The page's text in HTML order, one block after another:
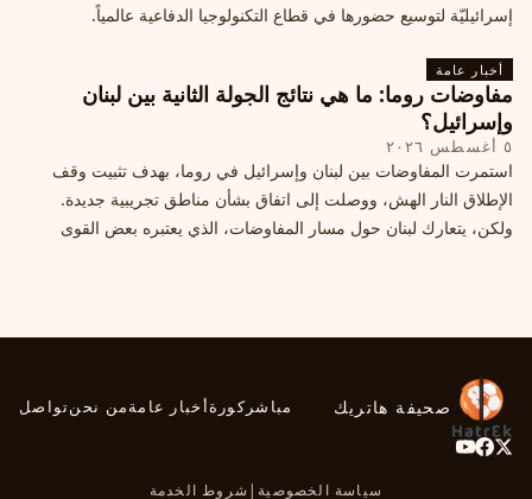
إسرائيليّة لتوسيع حضورها في قطاع التكنولوجيا الدفاعية عالمياً.
أخبار عامة
مفاوضات روما: ما هي نتائج الجولة الثانية بين لبنان
وإسرائيل؟
٥ أغسطس ٢٠٢٦
استمرت المفاوضات بين لبنان وإسرائيل في روما، بهدف تثبيت وقف
الإطلاق النار الهش، ووصلت إلى اتفاق بشأن مناطق تجريبية جديدة.
ولكن، يتعارك لبنان حول مسار المفاوضات، الذي يعتبره بعض القوى
صحيفة هاتريك مباشر كورةأخبار عامةمن نحنتواصل
سياسة الخصوصية | شروط الخدمة